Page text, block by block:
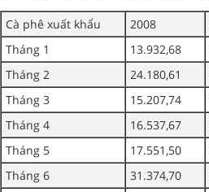
Cà phê xuất khẩu 2008
Tháng 1
13.932,68
Tháng 2
24.180,61
Tháng 3
15.207,74
Tháng 4
16.537,67
Tháng 5
17.551,50
Tháng 6
31.374,70